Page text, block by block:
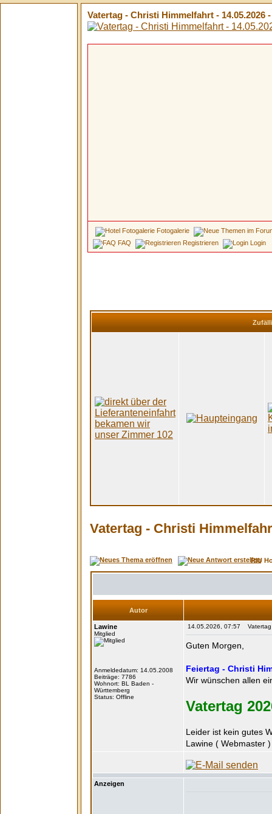
Vatertag - Christi Himmelfahrt - 14.05.2026
Fotogalerie
FAQ
Registrieren Login
Vatertag - Christi
RIU
Autor
Lawine
Mitglied
Anmeldedatum: 14.05.2008
Beiträge: 7786
Wohnort: BL Baden -
Württemberg
Status: Offline
14.05.2026, 07:57 Vatertag
Guten Morgen,
Feiertag - Christi
Wir wünschen allen
Vatertag
Leider ist kein gutes
Lawine ( Webmaster
Anzeigen